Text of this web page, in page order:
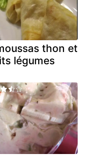
thon et
légumes